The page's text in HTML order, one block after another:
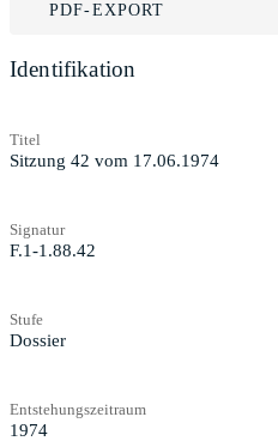
PDF-EXPORT
Identifikation
Titel
Sitzung 42 vom 17.06.1974
Signatur
F.1-1.88.42
Stufe
Dossier
Entstehungszeitraum
1974